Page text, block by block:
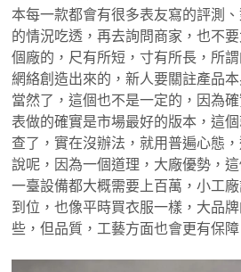
本每一款都會有很多表友寫的評測
的情況吃透，再去詢問商家，也不
個廠的，尺有所短，寸有所長，所
網絡創造出來的，新人要關註產品
當然了，這個也不是一定的，因為
表做的確實是市場最好的版本，這
查了，實在沒辦法，就用普遍心態
說呢，因為一個道理，大廠優勢，
一臺設備都大概需要上百萬，小工
到位，也像平時買衣服一樣，大品
些，但品質，工藝方面也會更有保障